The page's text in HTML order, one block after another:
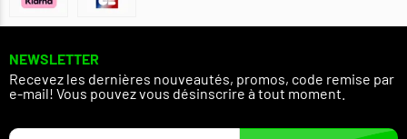
NEWSLETTER
Recevez les dernières nouveautés, promos, code remise par
e-mail! Vous pouvez vous désinscrire à tout moment.